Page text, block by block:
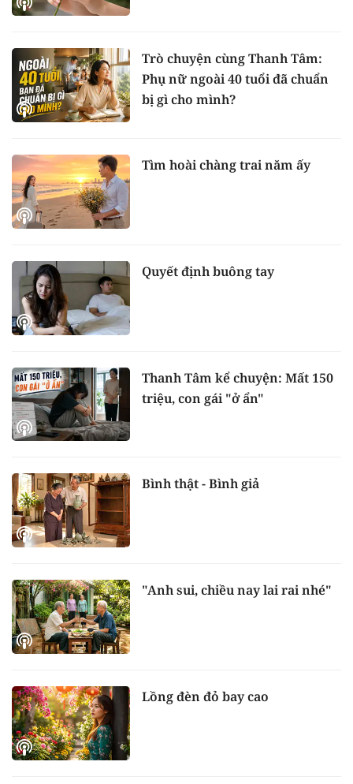
Trò chuyện cùng Thanh Tâm:
Phụ nữ ngoài 40 tuổi đã chuẩn
bị gì cho mình?
Tìm hoài chàng trai năm ấy
Quyết định buông tay
Thanh Tâm kể chuyện: Mất 150
triệu, con gái "ở ẩn"
Bình thật - Bình giả
"Anh sui, chiều nay lai rai nhé"
Lồng đèn đỏ bay cao